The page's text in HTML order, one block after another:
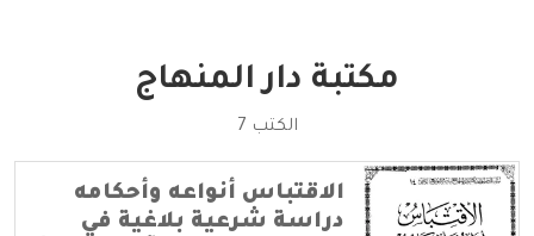
مكتبة دار المنهاج
الكتب 7
الاقتباس أنواعه وأحكامه
دراسة شرعية بلاغية في